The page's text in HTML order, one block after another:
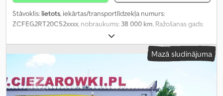
Stāvoklis: lietots, iekārtas/transportlīdzekļa numurs:
ZCFEG2RT20C52xxxx, nobraukums: 38 000 km, Ražošanas gads:
Mazā sludinājuma